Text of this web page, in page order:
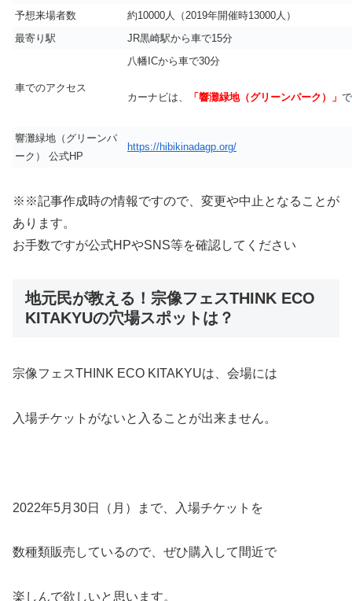
予想来場者数
約10000人（2019年開催時13000人）
最寄り駅
JR黒崎駅から車で15分
車でのアクセス
八幡ICから車で30分
カーナビは、 「響灘緑地（グリーンパーク）」
響灘緑地（グリーンパ
ーク） 公式HP
https://hibikinadagp.org/
※※記事作成時の情報ですので、変更や中止となることが
あります。
お手数ですが公式HPやSNS等を確認してください
地元民が教える！宗像フェスTHINK ECO
KITAKYUの穴場スポットは？
宗像フェスTHINK ECO KITAKYUは、会場には
入場チケットがないと入ることが出来ません。
2022年5月30日（月）まで、入場チケットを
数種類販売しているので、ぜひ購入して間近で
楽しんで欲しいと思います。